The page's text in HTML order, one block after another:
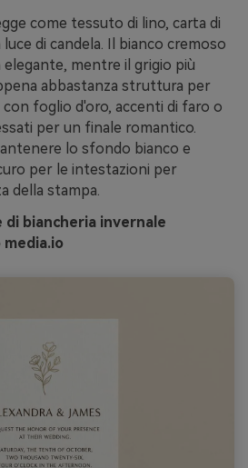
come tessuto di lino, carta di
di candela. Il bianco cremoso
mentre il grigio più
abbastanza struttura per
con foglio d'oro, accenti di faro o
per un finale romantico.
lo sfondo bianco e
per le intestazioni per
della stampa.
di biancheria invernale